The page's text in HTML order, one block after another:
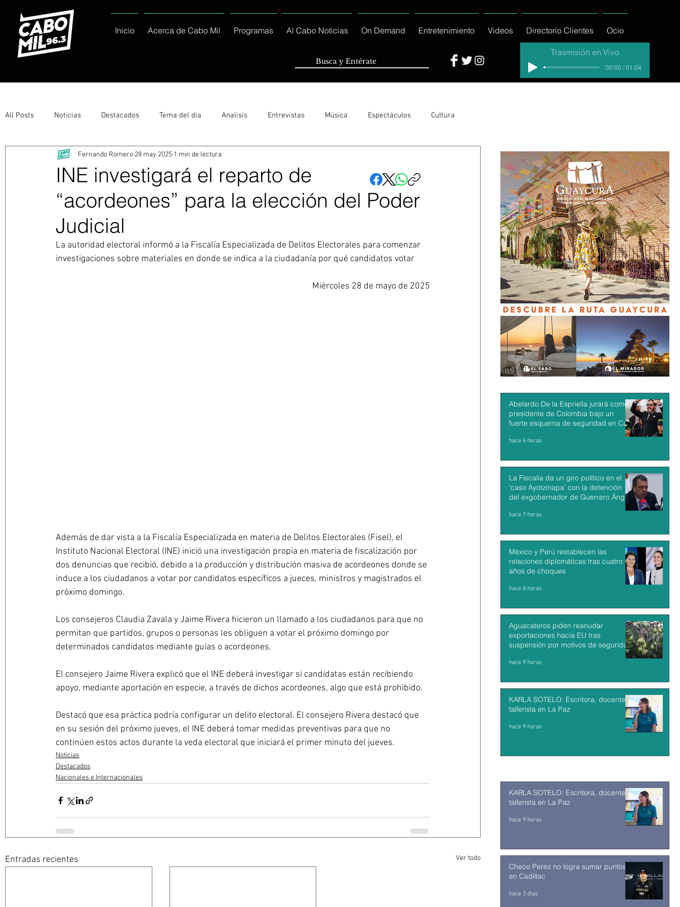
Inicio Acerca de Cabo Mil Programas Al Cabo Noticias On Demand Entretenimiento Videos Directorio Clientes Ocio
Trasmisión en Vivo
00:00 / 01:04
All Posts Noticias Destacados Tema del dia Analisis Entrevistas Música Espectáculos Cultura
Entérate Deportes La buena del día
Ayuntamiento de Los Cabos Informa Nacionales e Internacionales Columnas Locales Los Cabos Servicio Social
INE investigará el reparto de
“acordeones” para la elección del Poder
Judicial
Fernando Romero 28 may 2025 1 min de lectura
La autoridad electoral informó a la Fiscalía Especializada de Delitos Electorales para comenzar
investigaciones sobre materiales en donde se indica a la ciudadanía por qué candidatos votar
Miércoles 28 de mayo de 2025
Además de dar vista a la Fiscalía Especializada en materia de Delitos Electorales (Fisel), el
Instituto Nacional Electoral (INE) inició una investigación propia en materia de fiscalización por
dos denuncias que recibió, debido a la producción y distribución masiva de acordeones donde se
induce a los ciudadanos a votar por candidatos específicos a jueces, ministros y magistrados el
próximo domingo.
Los consejeros Claudia Zavala y Jaime Rivera hicieron un llamado a los ciudadanos para que no
permitan que partidos, grupos o personas les obliguen a votar el próximo domingo por
determinados candidatos mediante guías o acordeones.
El consejero Jaime Rivera explicó que el INE deberá investigar si candidatas están recibiendo
apoyo, mediante aportación en especie, a través de dichos acordeones, algo que está prohibido.
Destacó que esa práctica podría configurar un delito electoral. El consejero Rivera destacó que
en su sesión del próximo jueves, el INE deberá tomar medidas preventivas para que no
continúen estos actos durante la veda electoral que iniciará el primer minuto del jueves.
Noticias
Destacados
Nacionales e Internacionales
Entradas recientes Ver todo
Abelardo De la Espriella jurará como
presidente de Colombia bajo un
fuerte esquema de seguridad en Cali
hace 6 horas
La Fiscalía da un giro político en el
‘caso Ayotzinapa’ con la detención
del exgobernador de Guerrero Ángel
hace 7 horas
México y Perú restablecen las
relaciones diplomáticas tras cuatro
años de choques
hace 8 horas
Aguacateros piden reanudar
exportaciones hacia EU tras
suspensión por motivos de seguridad
hace 9 horas
KARLA SOTELO: Escritora, docente y
tallerista en La Paz
hace 9 horas
KARLA SOTELO: Escritora, docente y
tallerista en La Paz
hace 9 horas
Checo Perez no logra sumar puntos
en Cadillac
hace 3 días